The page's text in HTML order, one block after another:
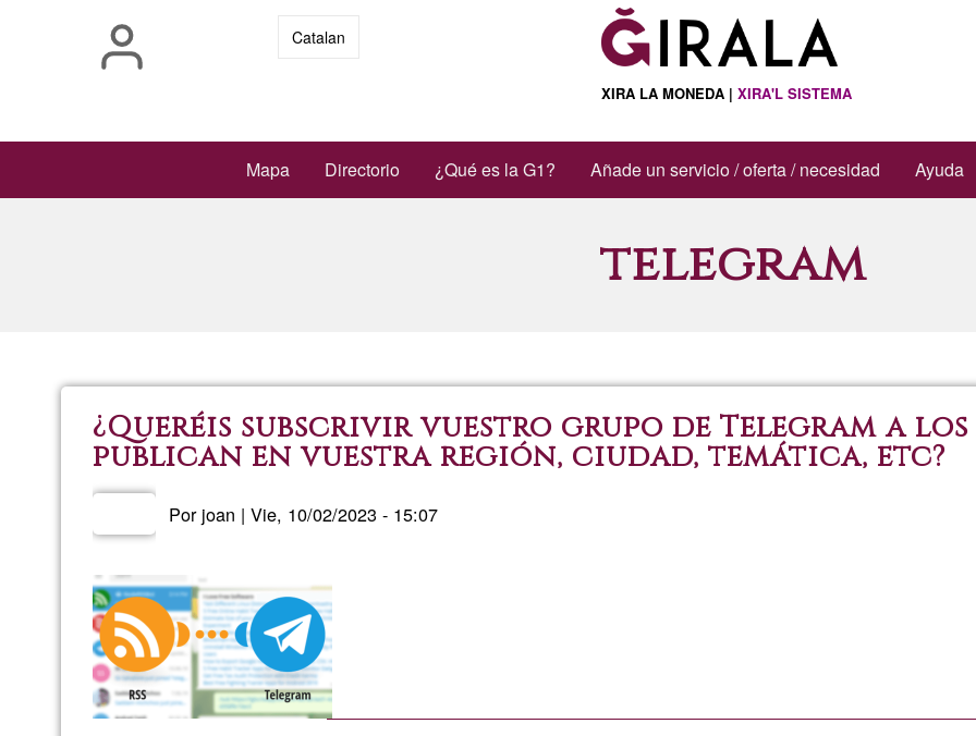
Catalan
XIRA LA MONEDA | XIRA'L SISTEMA
Mapa Directorio ¿Qué es la G1? Añade un servicio / oferta / necesidad Ayuda
telegram
¿Queréis subscrivir vuestro grupo de Telegram a
publican en vuestra región, ciudad, temática, etc?
Por joan | Vie, 10/02/2023 - 15:07